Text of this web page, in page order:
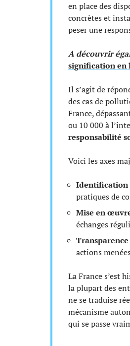
en place des
concrètes et
peser une
A découvrir
signification en
Il s’agit de
des cas de
France,
ou 10 000 à
responsabilité
Voici les axes
Identification
pratiques de
Mise en
échanges
Transparence
actions
La France s’est
la plupart des
ne se traduise
mécanisme
qui se passe